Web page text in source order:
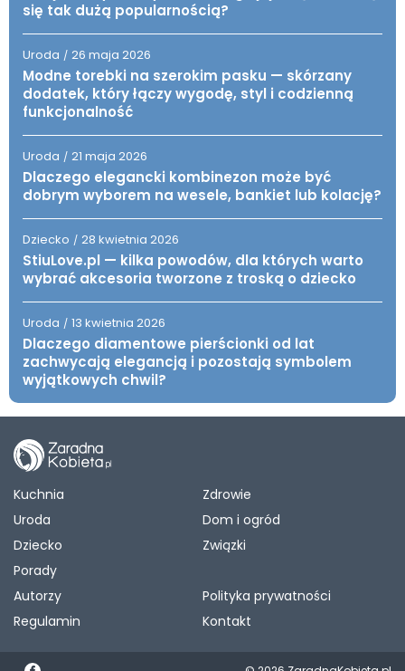
się tak dużą popularnością?
Uroda / 26 maja 2026
Modne torebki na szerokim pasku — skórzany
dodatek, który łączy wygodę, styl i codzienną
funkcjonalność
Uroda / 21 maja 2026
Dlaczego elegancki kombinezon może być
dobrym wyborem na wesele, bankiet lub kolację?
Dziecko / 28 kwietnia 2026
StiuLove.pl — kilka powodów, dla których warto
wybrać akcesoria tworzone z troską o dziecko
Uroda / 13 kwietnia 2026
Dlaczego diamentowe pierścionki od lat
zachwycają elegancją i pozostają symbolem
wyjątkowych chwil?
Kuchnia
Zdrowie
Uroda
Dom i ogród
Dziecko
Związki
Porady
Autorzy
Polityka prywatności
Regulamin
Kontakt